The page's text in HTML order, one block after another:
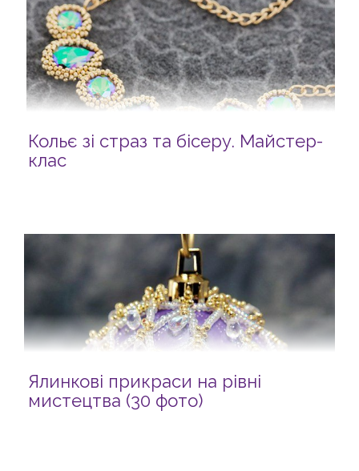
Кольє зі страз та бісеру. Майстер-
клас
Ялинкові прикраси на рівні
мистецтва (30 фото)